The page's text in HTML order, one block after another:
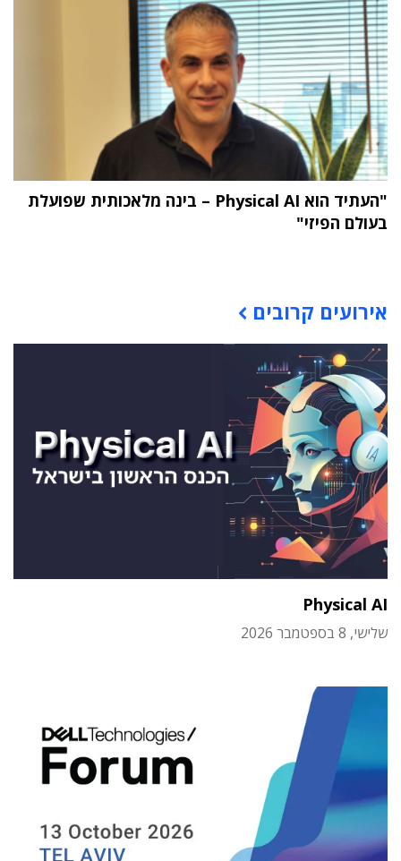
"העתיד הוא Physical AI – בינה מלאכותית שפועלת
בעולם הפיזי"
אירועים קרובים
Physical AI
שלישי, 8 בספטמבר 2026